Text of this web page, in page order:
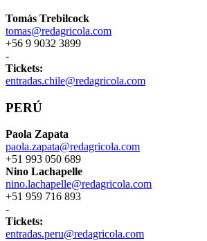
Tomás Trebilcock
tomas@redagricola.com
+56 9 9032 3899
-
Tickets:
entradas.chile@redagricola.com
PERÚ
Paola Zapata
paola.zapata@redagricola.com
+51 993 050 689
Nino Lachapelle
nino.lachapelle@redagricola.com
+51 959 716 893
-
Tickets:
entradas.peru@redagricola.com